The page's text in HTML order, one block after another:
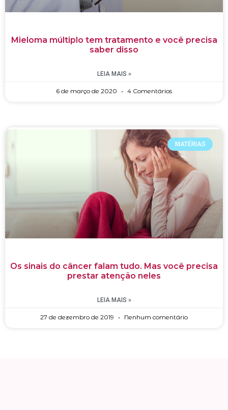
Mieloma múltiplo tem tratamento e você precisa
saber disso
LEIA MAIS »
6 de março de 2020 4 Comentários
MATÉRIAS
Os sinais do câncer falam tudo. Mas você precisa
prestar atenção neles
LEIA MAIS »
27 de dezembro de 2019 Nenhum comentário